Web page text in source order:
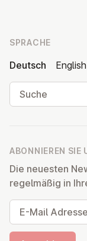
SPRACHE
Deutsch
English
Suche
ABONNIEREN SIE
Die neuesten
regelmäßig in
E-Mail Adresse